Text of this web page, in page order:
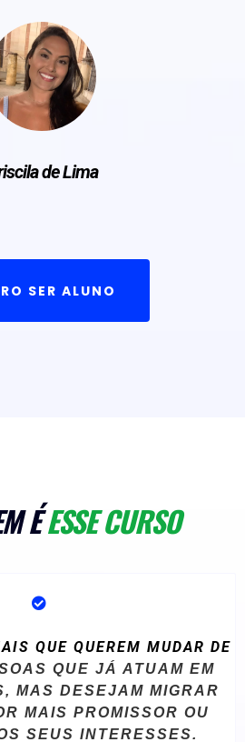
de Lima
SER ALUNO
ÉESSE CURSO
QUE QUEREM MUDAR DE
QUE JÁ ATUAM EM
MAS DESEJAM MIGRAR
MAIS PROMISSOR OU
SEUS INTERESSES.